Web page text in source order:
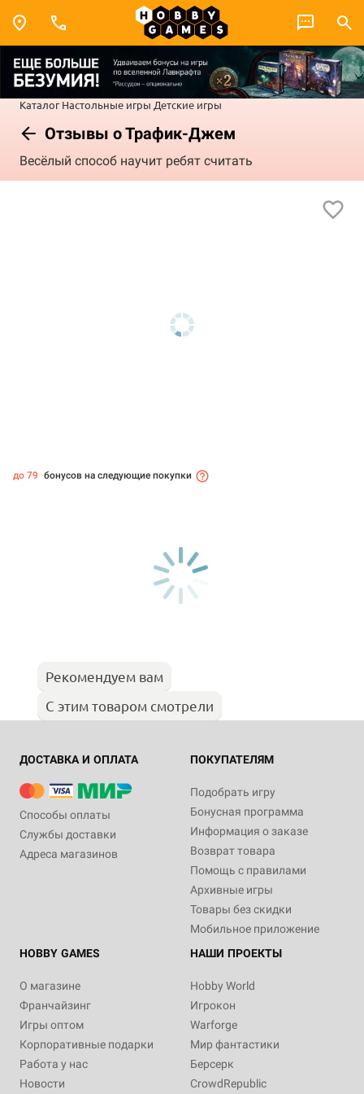
Каталог Настольные игры Детские игры
Отзывы о Трафик-Джем
Весёлый способ научит ребят считать
до 79 бонусов на следующие покупки
Рекомендуем вам
С этим товаром смотрели
ДОСТАВКА И ОПЛАТА
Способы оплаты
Службы доставки
Адреса магазинов
ПОКУПАТЕЛЯМ
Подобрать игру
Бонусная программа
Информация о заказе
Возврат товара
Помощь с правилами
Архивные игры
Товары без скидки
Мобильное приложение
HOBBY GAMES
О магазине
Франчайзинг
Игры оптом
Корпоративные подарки
Работа у нас
Новости
НАШИ ПРОЕКТЫ
Hobby World
Игрокон
Warforge
Мир фантастики
Берсерк
CrowdRepublic